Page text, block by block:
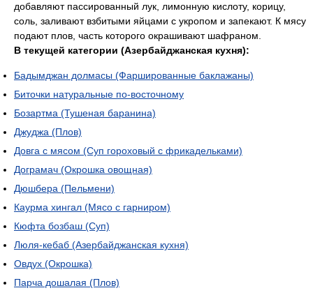
добавляют пассированный лук, лимонную кислоту, корицу,
соль, заливают взбитыми яйцами с укропом и запекают. К мясу
подают плов, часть которого окрашивают шафраном.
В текущей категории (Азербайджанская кухня):
Бадымджан долмасы (Фаршированные баклажаны)
Биточки натуральные по-восточному
Бозартма (Тушеная баранина)
Джуджа (Плов)
Довга с мясом (Суп гороховый с фрикадельками)
Дограмач (Окрошка овощная)
Дюшбера (Пельмени)
Каурма хингал (Мясо с гарниром)
Кюфта бозбаш (Суп)
Люля-кебаб (Азербайджанская кухня)
Овдух (Окрошка)
Парча дошалая (Плов)